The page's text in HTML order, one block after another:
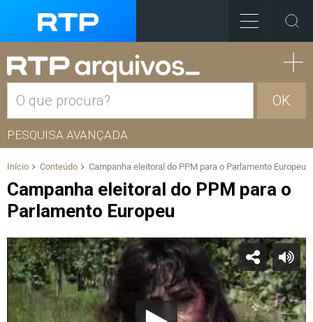
OK
PESQUISA AVANÇADA
Início Conteúdo Campanha eleitoral do PPM para o Parlamento Europeu
Campanha eleitoral do PPM para o
Parlamento Europeu